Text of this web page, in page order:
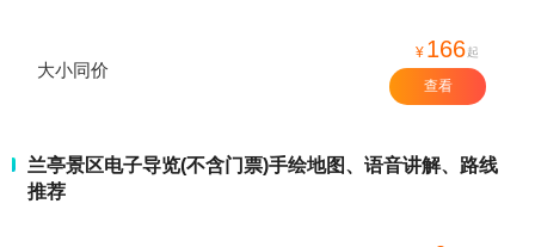
大小同价
¥ 166起
查看
兰亭景区电子导览(不含门票)手绘地图、语音讲解、路线
推荐